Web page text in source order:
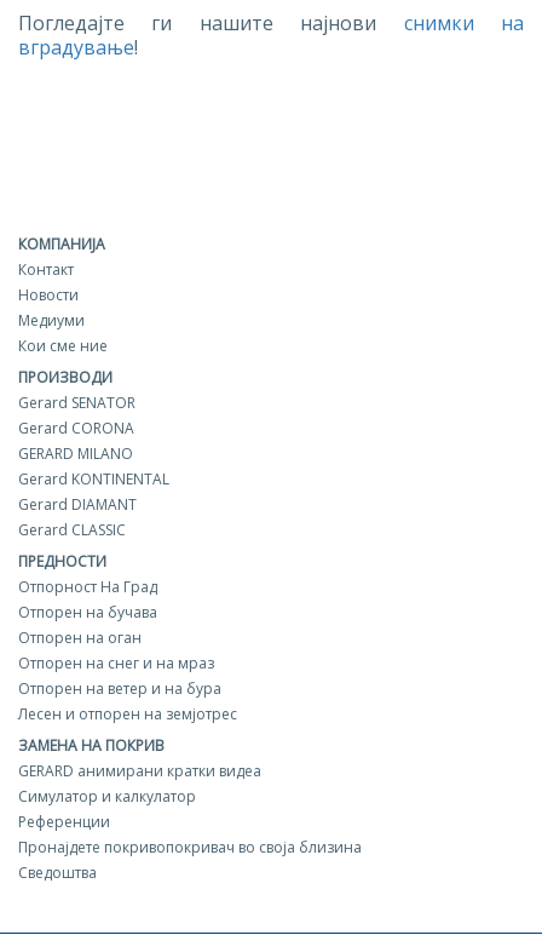
Погледајте ги нашите најнови снимки на
вградување!
КОМПАНИЈА
Контакт
Новости
Медиуми
Кои сме ние
ПРОИЗВОДИ
Gerard SENATOR
Gerard CORONA
GERARD MILANO
Gerard KONTINENTAL
Gerard DIAMANT
Gerard CLASSIC
ПРЕДНОСТИ
Отпорност На Град
Отпорен на бучава
Отпорен на оган
Отпорен на снег и на мраз
Отпорен на ветер и на бура
Лесен и отпорен на земјотрес
ЗАМЕНА НА ПОКРИВ
GERARD aнимирани кратки видеа
Симулатор и калкулатор
Референции
Пронајдете покривопокривач во своја близина
Сведоштва